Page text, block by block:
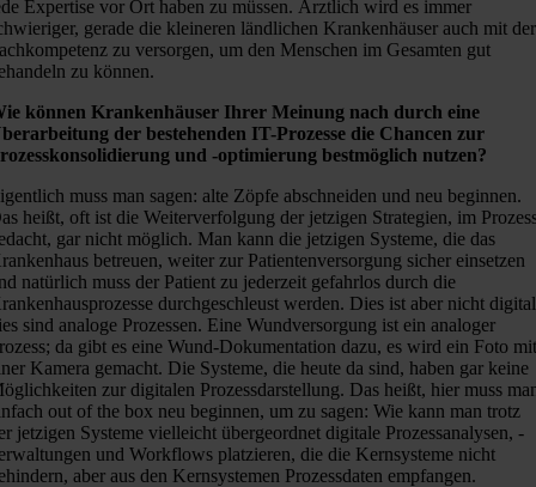
Expertise vor Ort haben zu müssen. Ärztlich wird es immer
gerade die kleineren ländlichen Krankenhäuser auch mit der
zu versorgen, um den Menschen im Gesamten gut
zu können.
können Krankenhäuser Ihrer Meinung nach durch eine
der bestehenden IT-Prozesse die Chancen zur
und -optimierung bestmöglich nutzen?
muss man sagen: alte Zöpfe abschneiden und neu beginnen.
heißt, oft ist die Weiterverfolgung der jetzigen Strategien, im
gar nicht möglich. Man kann die jetzigen Systeme, die das
betreuen, weiter zur Patientenversorgung sicher einsetzen
natürlich muss der Patient zu jederzeit gefahrlos durch die
durchgeschleust werden. Dies ist aber nicht
sind analoge Prozessen. Eine Wundversorgung ist ein analoger
da gibt es eine Wund-Dokumentation dazu, es wird ein Foto
Kamera gemacht. Die Systeme, die heute da sind, haben gar keine
zurdigitalen Prozessdarstellung. Das heißt, hier muss
out of the box neu beginnen, um zu sagen: Wie kann man trotz
jetzigen Systeme vielleicht übergeordnet digitale Prozessanalysen, -
und Workflows platzieren, die die Kernsysteme nicht
aber aus den Kernsystemen Prozessdaten empfangen.